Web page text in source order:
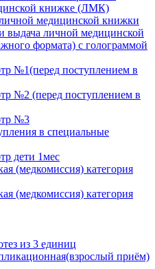
книжке (ЛМК)
медицинской книжки
выдача личной медицинской
формата) с голограммой
№1(перед поступлением в
№2 (перед поступлением в
№3
в специальные
дети 1мес
(медкомиссия) категория
(медкомиссия) категория
из 3 единиц
приём)